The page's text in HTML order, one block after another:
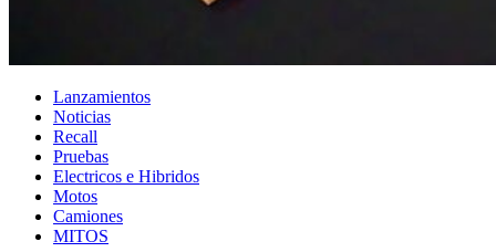
Lanzamientos
Noticias
Recall
Pruebas
Electricos e Hibridos
Motos
Camiones
MITOS